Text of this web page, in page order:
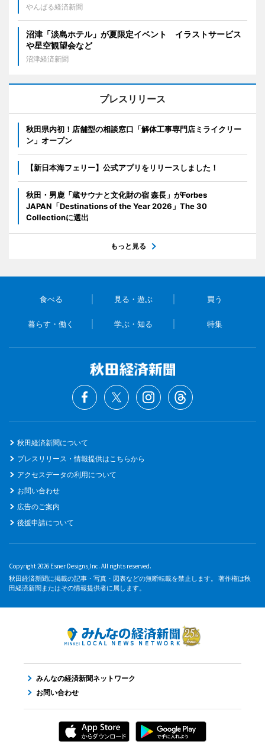
やんばる経済新聞
沼津「淡島ホテル」が夏限定イベント イラストサービス
や星空観望会など
沼津経済新聞
プレスリリース
秋田県内初！店舗型の相談窓口「解体工事専門店ミライクリー
ン」オープン
【新日本海フェリー】公式アプリをリリースしました！
秋田・男鹿「蔵サウナと文化財の宿 森長」がForbes
JAPAN「Destinations of the Year 2026」The 30
Collectionに選出
もっと見る
食べる 見る・遊ぶ 買う
暮らす・働く 学ぶ・知る 特集
秋田経済新聞について
プレスリリース・情報提供はこちらから
アクセスデータの利用について
お問い合わせ
広告のご案内
後援申請について
Copyright 2026 Esner Designs,Inc. All rights reserved.
秋田経済新聞に掲載の記事・写真・図表などの無断転載を禁止します。 著作権は秋
田経済新聞またはその情報提供者に属します。
みんなの経済新聞ネットワーク
お問い合わせ